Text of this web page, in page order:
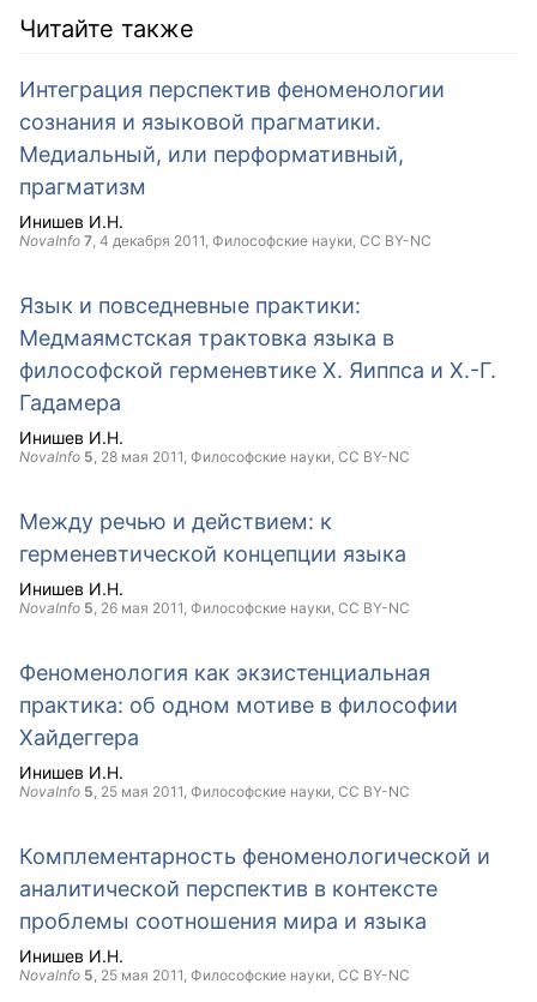
Читайте также
Интеграция перспектив феноменологии
сознания и языковой прагматики.
Медиальный, или перформативный,
прагматизм
Инишев И.Н.
NovaInfo 7, 4 декабря 2011, Философские науки, CC BY-NC
Язык и повседневные практики:
Медмаямстская трактовка языка в
философской герменевтике Х. Яиппса и Х.-Г.
Гадамера
Инишев И.Н.
NovaInfo 5, 28 мая 2011, Философские науки, CC BY-NC
Между речью и действием: к
герменевтической концепции языка
Инишев И.Н.
NovaInfo 5, 26 мая 2011, Философские науки, CC BY-NC
Феноменология как экзистенциальная
практика: об одном мотиве в философии
Хайдеггера
Инишев И.Н.
NovaInfo 5, 25 мая 2011, Философские науки, CC BY-NC
Комплементарность феноменологической и
аналитической перспектив в контексте
проблемы соотношения мира и языка
Инишев И.Н.
NovaInfo 5, 25 мая 2011, Философские науки, CC BY-NC